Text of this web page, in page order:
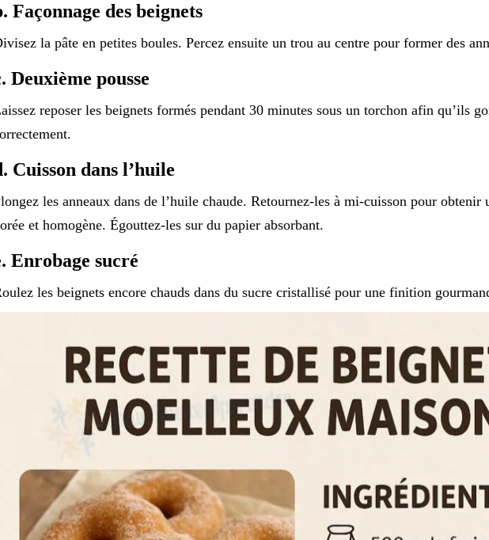
Façonnage des beignets
la pâte en petites boules. Percez ensuite un trou au centre pour former des
Deuxième pousse
reposer les beignets formés pendant 30 minutes sous un torchon afin qu’ils
Cuisson dans l’huile
les anneaux dans de l’huile chaude. Retournez-les à mi-cuisson pour obtenir
et homogène. Égouttez-les sur du papier absorbant.
Enrobage sucré
les beignets encore chauds dans du sucre cristallisé pour une finition